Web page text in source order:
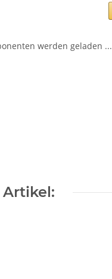
werden geladen ...